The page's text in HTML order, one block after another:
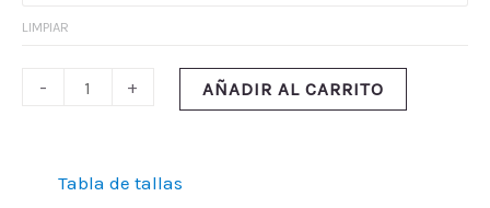
LIMPIAR
- + AÑADIR AL CARRITO
Tabla de tallas